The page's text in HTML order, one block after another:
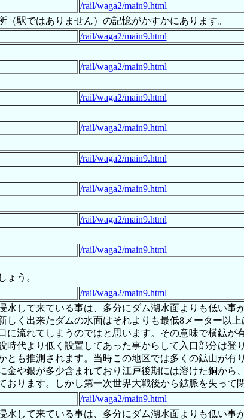
/rail/waga2/main9.html
駅ではありません）の記憶がかすかにあります。
/rail/waga2/main9.html
/rail/waga2/main9.html
/rail/waga2/main9.html
/rail/waga2/main9.html
/rail/waga2/main9.html
/rail/waga2/main9.html
/rail/waga2/main9.html
/rail/waga2/main9.html
う。
/rail/waga2/main9.html
水して来ている事は、多分にダム湖水面よりも低い
く出来たダムの水面はそれよりも最低8メーター以
に流れてしまうのではと思います。その意味で横鉱
時代より低く設置してあった事からして入口部分は
とも推測されます。当時この地区では多くの鉱山が
金や銀が多少含まれており江戸後期には溶けた銅か
ります。しかし第一次世界大戦後から鉱脈を失って
/rail/waga2/main9.html
水して来ている事は、多分にダム湖水面よりも低い